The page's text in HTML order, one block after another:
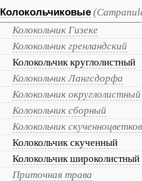
Колокольчиковые
Колокольчик Гизеке
Колокольчик гренландский
Колокольчик круглолистный
Колокольчик Лангсдорфа
Колокольчик округлолистный
Колокольчик сборный
Колокольчик
Колокольчик скученный
Колокольчик широколистный
Приточная трава